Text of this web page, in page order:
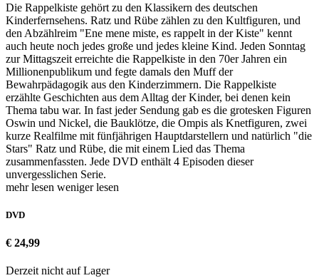
Die Rappelkiste gehört zu den Klassikern des deutschen
Kinderfernsehens. Ratz und Rübe zählen zu den Kultfiguren, und
den Abzählreim "Ene mene miste, es rappelt in der Kiste" kennt
auch heute noch jedes große und jedes kleine Kind. Jeden Sonntag
zur Mittagszeit erreichte die Rappelkiste in den 70er Jahren ein
Millionenpublikum und fegte damals den Muff der
Bewahrpädagogik aus den Kinderzimmern. Die Rappelkiste
erzählte Geschichten aus dem Alltag der Kinder, bei denen kein
Thema tabu war. In fast jeder Sendung gab es die grotesken Figuren
Oswin und Nickel, die Bauklötze, die Ompis als Knetfiguren, zwei
kurze Realfilme mit fünfjährigen Hauptdarstellern und natürlich "die
Stars" Ratz und Rübe, die mit einem Lied das Thema
zusammenfassten. Jede DVD enthält 4 Episoden dieser
unvergesslichen Serie.
mehr lesen weniger lesen
DVD
€ 24,99
Derzeit nicht auf Lager